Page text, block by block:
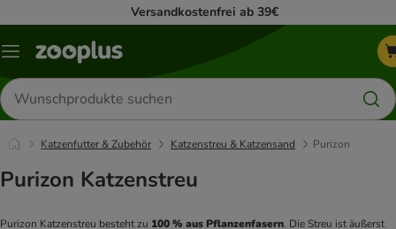
Versandkostenfrei ab 39€
Menü
Produkte
suchen
Katzenfutter & Zubehör Katzenstreu & Katzensand Purizon
Purizon Katzenstreu
Purizon Katzenstreu besteht zu 100 % aus Pflanzenfasern. Die Streu ist äußerst